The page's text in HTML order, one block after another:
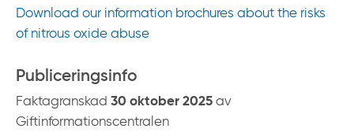
Download our information brochures about the risks
of nitrous oxide abuse
Publiceringsinfo
Faktagranskad 30 oktober 2025 av
Giftinformationscentralen